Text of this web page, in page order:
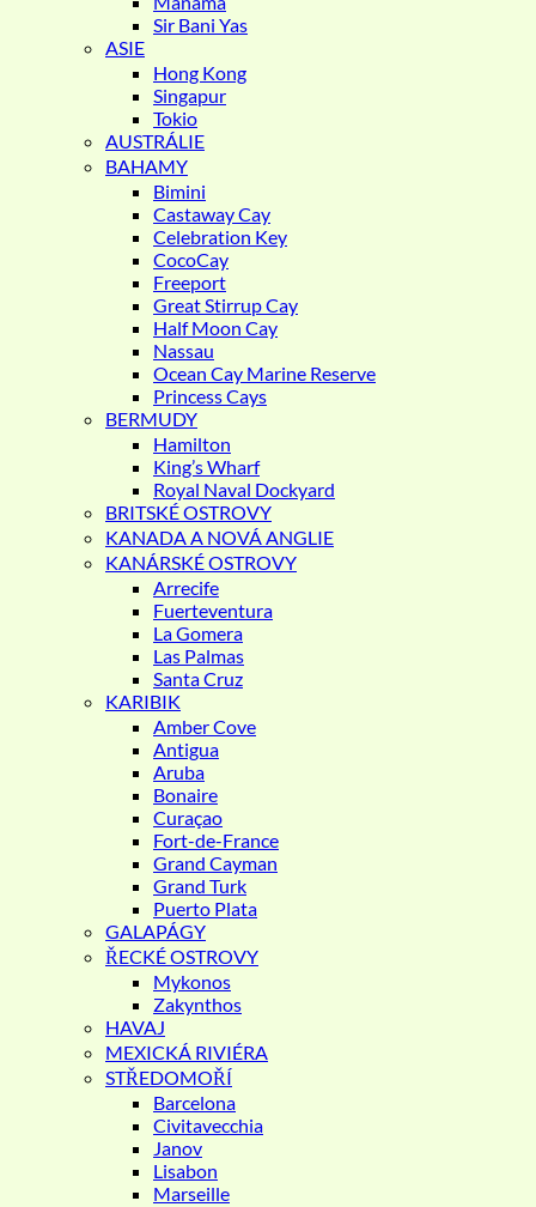
Sir Bani Yas
ASIE
Hong Kong
Singapur
Tokio
AUSTRÁLIE
BAHAMY
Bimini
Castaway Cay
Celebration Key
CocoCay
Freeport
Great Stirrup Cay
Half Moon Cay
Nassau
Ocean Cay Marine Reserve
Princess Cays
BERMUDY
Hamilton
King’s Wharf
Royal Naval Dockyard
BRITSKÉ OSTROVY
KANADA A NOVÁ ANGLIE
KANÁRSKÉ OSTROVY
Arrecife
Fuerteventura
La Gomera
Las Palmas
Santa Cruz
KARIBIK
Amber Cove
Antigua
Aruba
Bonaire
Curaçao
Fort-de-France
Grand Cayman
Grand Turk
Puerto Plata
GALAPÁGY
ŘECKÉ OSTROVY
Mykonos
Zakynthos
HAVAJ
MEXICKÁ RIVIÉRA
STŘEDOMOŘÍ
Barcelona
Civitavecchia
Janov
Lisabon
Marseille